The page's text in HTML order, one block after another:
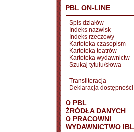
PBL ON-LINE
Spis działów
Indeks nazwisk
Indeks rzeczowy
Kartoteka czasopism
Kartoteka teatrów
Kartoteka wydawnictw
Szukaj tytułu/słowa
Transliteracja
Deklaracja dostępności
O PBL
ŹRÓDŁA DANYCH
O PRACOWNI
WYDAWNICTWO IBL